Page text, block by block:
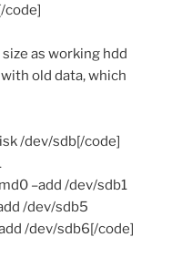
code]
as working hdd
old data, which
/dev/sdb[/code]
–add /dev/sdb1
/dev/sdb5
/dev/sdb6[/code]